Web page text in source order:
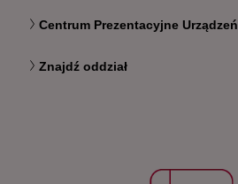
Centrum Prezentacyjne
Znajdź oddział